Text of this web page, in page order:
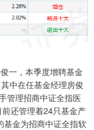
一，本季度增聘基金
中在任基金经理房俊
管理招商中证全指医
还管理着24只基金产
基金为招商中证全指软